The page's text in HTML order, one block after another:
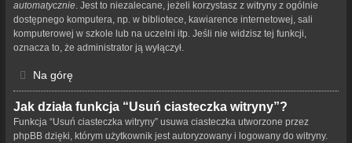
automatycznie . Jest to niezalecane, jeżeli korzystasz z witryny z ogólnie
dostępnego komputera, np. w bibliotece, kawiarence internetowej, sali
komputerowej w szkole lub na uczelni itp. Jeśli nie widzisz tej funkcji,
oznacza to, że administrator ją wyłączył.
Na górę
Jak działa funkcja “Usuń ciasteczka witryny”?
Funkcja “Usuń ciasteczka witryny” usuwa ciasteczka utworzone przez
phpBB dzięki, którym użytkownik jest autoryzowany i logowany do witryny.